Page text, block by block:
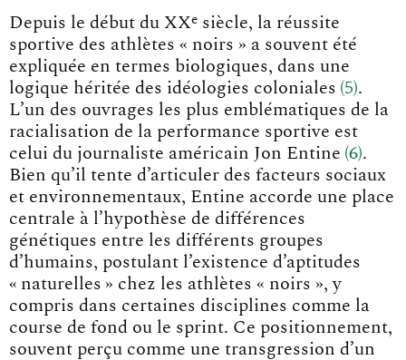
Depuis le début du XXe siècle, la réussite
sportive des athlètes « noirs » a souvent été
expliquée en termes biologiques, dans une
logique héritée des idéologies coloniales 5 .
L’un des ouvrages les plus emblématiques de la
racialisation de la performance sportive est
celui du journaliste américain Jon Entine 6 .
Bien qu’il tente d’articuler des facteurs sociaux
et environnementaux, Entine accorde une place
centrale à l’hypothèse de différences
génétiques entre les différents groupes
d’humains, postulant l’existence d’aptitudes
« naturelles » chez les athlètes « noirs », y
compris dans certaines disciplines comme la
course de fond ou le sprint. Ce positionnement,
souvent perçu comme une transgression d’un